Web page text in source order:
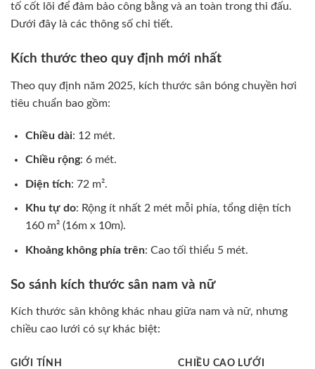
tố cốt lõi để đảm bảo công bằng và an toàn trong thi đấu.
Dưới đây là các thông số chi tiết.
Kích thước theo quy định mới nhất
Theo quy định năm 2025, kích thước sân bóng chuyền hơi
tiêu chuẩn bao gồm:
Chiều dài: 12 mét.
Chiều rộng: 6 mét.
Diện tích: 72 m².
Khu tự do: Rộng ít nhất 2 mét mỗi phía, tổng diện tích
160 m² (16m x 10m).
Khoảng không phía trên: Cao tối thiểu 5 mét.
So sánh kích thước sân nam và nữ
Kích thước sân không khác nhau giữa nam và nữ, nhưng
chiều cao lưới có sự khác biệt:
GIỚI TÍNH CHIỀU CAO LƯỚI